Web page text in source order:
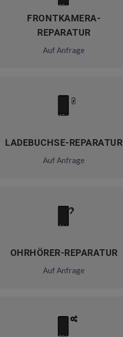
FRONTKAMERA-
REPARATUR
Auf Anfrage
LADEBUCHSE-REPARATUR
Auf Anfrage
OHRHÖRER-REPARATUR
Auf Anfrage